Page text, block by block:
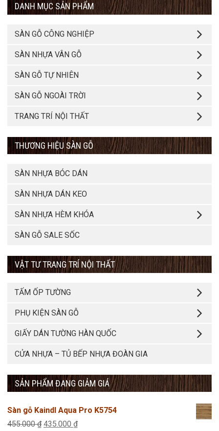
DANH MỤC SẢN PHẨM
SÀN GỖ CÔNG NGHIỆP
SÀN NHỰA VÂN GỖ
SÀN GỖ TỰ NHIÊN
SÀN GỖ NGOÀI TRỜI
TRANG TRÍ NỘI THẤT
THƯƠNG HIỆU SÀN GỖ
SÀN NHỰA BÓC DÁN
SÀN NHỰA DÁN KEO
SÀN NHỰA HÈM KHÓA
SÀN GỖ SALE SỐC
VẬT TƯ TRANG TRÍ NỘI THẤT
TẤM ỐP TƯỜNG
PHỤ KIỆN SÀN GỖ
GIẤY DÁN TƯỜNG HÀN QUỐC
CỬA NHỰA – TỦ BẾP NHỰA ĐOÀN GIA
SẢN PHẨM ĐANG GIẢM GIÁ
Sàn gỗ Kaindl Aqua Pro K5754
455.000₫ Giá
435.000 ₫Giá